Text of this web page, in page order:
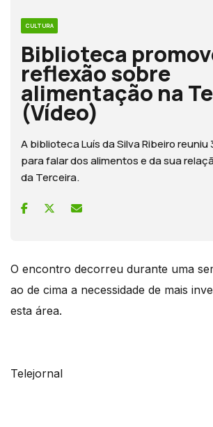
CULTURA
Biblioteca
reflexão sobre
alimentação na
(Vídeo)
A biblioteca Luís da Silva Ribeiro
para falar dos alimentos e da sua
da Terceira.
O encontro decorreu durante uma
ao de cima a necessidade de mais
esta área.
Telejornal